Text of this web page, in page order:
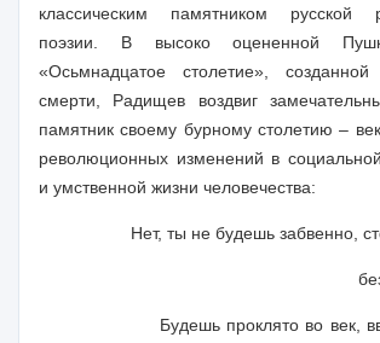
классическим памятником русской
поэзии. В высоко оцененной
«Осьмнадцатое столетие»,
смерти, Радищев воздвиг
памятник своему бурному столетию –
революционных изменений в
и умственной жизни человечества:
Нет, ты не будешь забвенно,
безумно и
Будешь проклято во век, ввек